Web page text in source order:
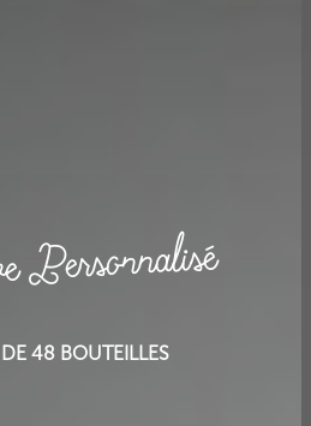
Personnalisé
48 BOUTEILLES